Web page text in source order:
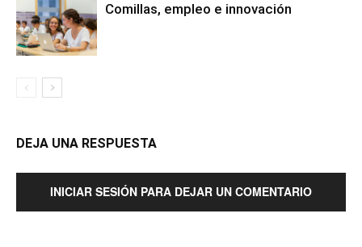
Comillas, empleo e innovación
DEJA UNA RESPUESTA
INICIAR SESIÓN PARA DEJAR UN COMENTARIO